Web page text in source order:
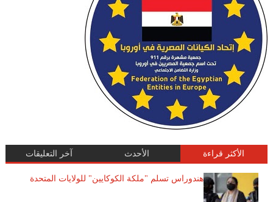
الأكثر قراءة الأحدث آخر التعليقات
هندوراس تسلم "ملكة الكوكايين" للولايات المتحدة